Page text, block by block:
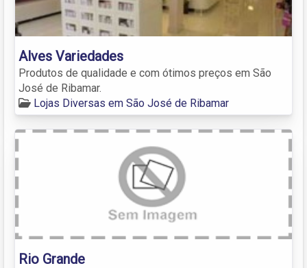
Alves Variedades
Produtos de qualidade e com ótimos preços em São
José de Ribamar.
Lojas Diversas em São José de Ribamar
Rio Grande